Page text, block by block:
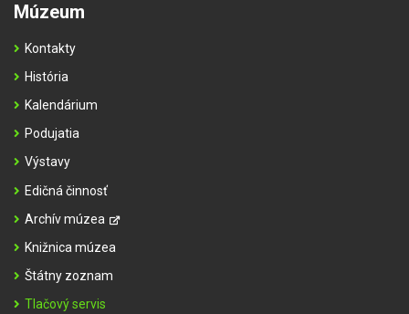
Múzeum
Kontakty
História
Kalendárium
Podujatia
Výstavy
Edičná činnosť
Archív múzea
Knižnica múzea
Štátny zoznam
Tlačový servis